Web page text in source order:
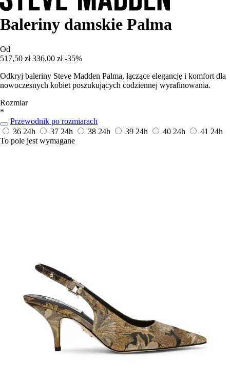
Baleriny damskie Palma
Od
517,50 zł 336,00 zł -35%
Odkryj baleriny Steve Madden Palma, łączące elegancję i komfort dla
nowoczesnych kobiet poszukujących codziennej wyrafinowania.
Rozmiar
*
Przewodnik po rozmiarach
36 24h 37 24h 38 24h 39 24h 40 24h 41 24h
To pole jest wymagane